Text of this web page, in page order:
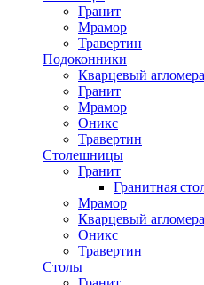
Гранит
Мрамор
Травертин
Подоконники
Кварцевый
Гранит
Мрамор
Оникс
Травертин
Столешницы
Гранит
Гранитная
Мрамор
Кварцевый
Оникс
Травертин
Столы